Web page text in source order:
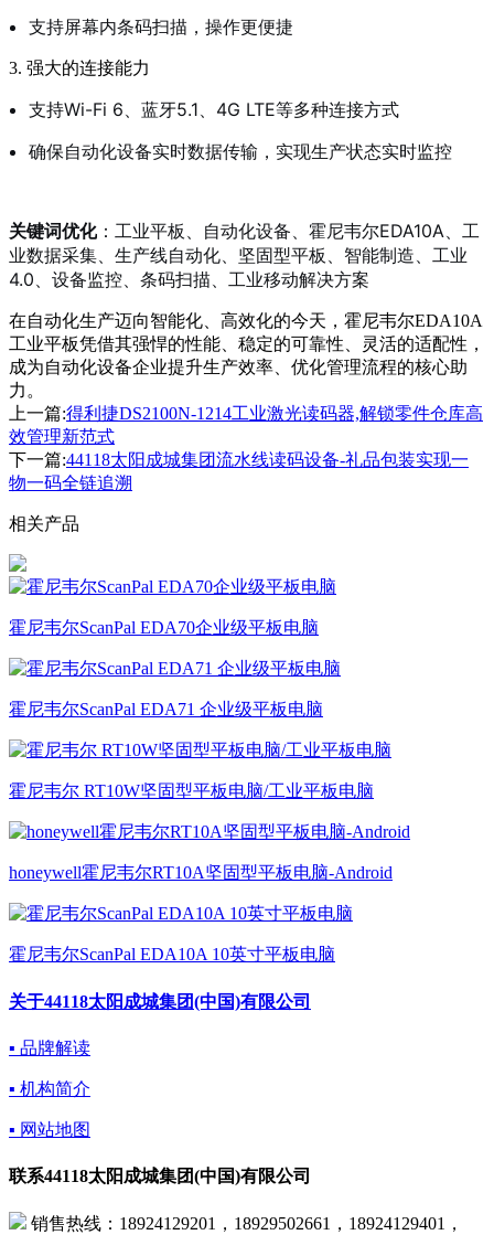
支持屏幕内条码扫描，操作更便捷
3. 强大的连接能力
支持Wi-Fi 6、蓝牙5.1、4G LTE等多种连接方式
确保自动化设备实时数据传输，实现生产状态实时监控
关键词优化 ：工业平板、自动化设备、霍尼韦尔EDA10A、工
业数据采集、生产线自动化、坚固型平板、智能制造、工业
4.0、设备监控、条码扫描、工业移动解决方案
在自动化生产迈向智能化、高效化的今天，霍尼韦尔EDA10A
工业平板凭借其强悍的性能、稳定的可靠性、灵活的适配性，
成为自动化设备企业提升生产效率、优化管理流程的核心助
力。
上一篇:得利捷DS2100N-1214工业激光读码器,解锁零件仓库高
效管理新范式
下一篇:44118太阳成城集团流水线读码设备-礼品包装实现一
物一码全链追溯
相关产品
霍尼韦尔ScanPal EDA70企业级平板电脑
霍尼韦尔ScanPal EDA71 企业级平板电脑
霍尼韦尔 RT10W坚固型平板电脑/工业平板电脑
honeywell霍尼韦尔RT10A坚固型平板电脑-Android
霍尼韦尔ScanPal EDA10A 10英寸平板电脑
关于44118太阳成城集团(中国)有限公司
▪ 品牌解读
▪ 机构简介
▪ 网站地图
联系44118太阳成城集团(中国)有限公司
 销售热线：18924129201，18929502661，18924129401，